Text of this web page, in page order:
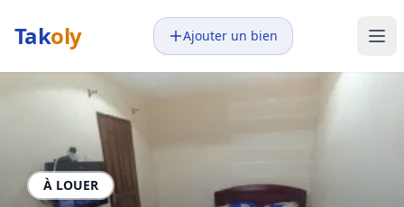
Takoly Ajouter un bien
À LOUER